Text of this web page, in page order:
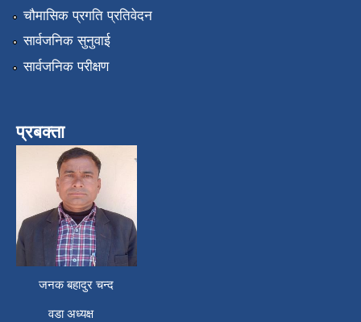
चौमासिक प्रगति प्रतिवेदन
सार्वजनिक सुनुवाई
सार्वजनिक परीक्षण
प्रबक्ता
जनक बहादुर चन्द
वडा अध्यक्ष